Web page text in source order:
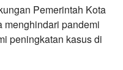
Pemerintah Kota
menghindari pandemi
peningkatan kasus di